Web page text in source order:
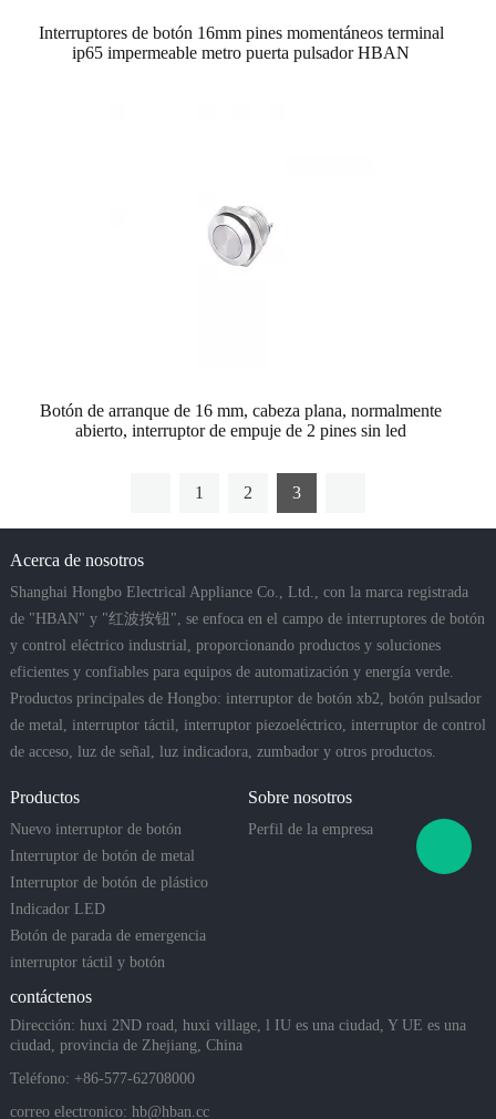
Interruptores de botón 16mm pines momentáneos terminal
ip65 impermeable metro puerta pulsador HBAN
Botón de arranque de 16 mm, cabeza plana, normalmente
abierto, interruptor de empuje de 2 pines sin led
1 2 3
Acerca de nosotros
Shanghai Hongbo Electrical Appliance Co., Ltd., con la marca registrada
de "HBAN" y "红波按钮", se enfoca en el campo de interruptores de botón
y control eléctrico industrial, proporcionando productos y soluciones
eficientes y confiables para equipos de automatización y energía verde.
Productos principales de Hongbo: interruptor de botón xb2, botón pulsador
de metal, interruptor táctil, interruptor piezoeléctrico, interruptor de control
de acceso, luz de señal, luz indicadora, zumbador y otros productos.
Productos
Nuevo interruptor de botón
Interruptor de botón de metal
Interruptor de botón de plástico
Indicador LED
Botón de parada de emergencia
interruptor táctil y botón
piezoeléctrico
Sobre nosotros
Perfil de la empresa
contáctenos
Dirección: huxi 2ND road, huxi village, l IU es una ciudad, Y UE es una
ciudad, provincia de Zhejiang, China
Teléfono: +86-577-62708000
correo electronico: hb@hban.cc